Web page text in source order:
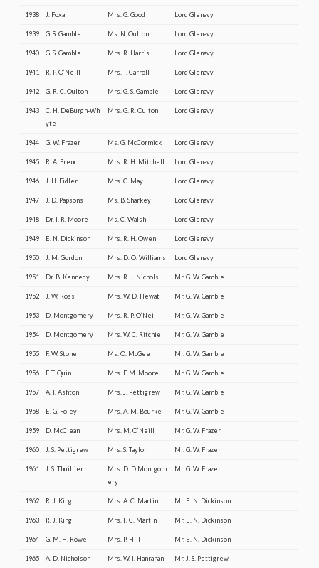
1938 J. Foxall Mrs. G. Good Lord Glenavy
1939 G. S. Gamble Ms. N. Oulton Lord Glenavy
1940 G. S. Gamble Mrs. R. Harris Lord Glenavy
1941 R. P. O’Neill Mrs. T. Carroll Lord Glenavy
1942 G. R. C. Oulton Mrs. G. S. Gamble Lord Glenavy
1943
C. H. DeBurgh-Wh
yte
Mrs. G. R. Oulton Lord Glenavy
1944 G. W. Frazer Ms. G. McCormick Lord Glenavy
1945 R. A. French Mrs. R. H. Mitchell Lord Glenavy
1946 J. H. Fidler Mrs. C. May Lord Glenavy
1947 J. D. Papsons Ms. B. Sharkey Lord Glenavy
1948 Dr. I. R. Moore Ms. C. Walsh Lord Glenavy
1949 E. N. Dickinson Mrs. R. H. Owen Lord Glenavy
1950 J. M. Gordon Mrs. D. O. Williams Lord Glenavy
1951 Dr. B. Kennedy Mrs. R. J. Nichols Mr. G. W. Gamble
1952 J. W. Ross Mrs. W. D. Hewat Mr. G. W. Gamble
1953 D. Montgomery Mrs. R. P. O’Neill Mr. G. W. Gamble
1954 D. Montgomery Mrs. W. C. Ritchie Mr. G. W. Gamble
1955 F. W. Stone Ms. O. McGee Mr. G. W. Gamble
1956 F. T. Quin Mrs. F. M. Moore Mr. G. W. Gamble
1957 A. I. Ashton Mrs. J. Pettigrew Mr. G. W. Gamble
1958 E. G. Foley Mrs. A. M. Bourke Mr. G. W. Gamble
1959 D. McClean Mrs. M. O’Neill Mr. G. W. Frazer
1960 J. S. Pettigrew Mrs. S. Taylor Mr. G. W. Frazer
1961 J. S. Thuillier
Mrs. D. D Montgom
ery
Mr. G. W. Frazer
1962 R. J. King Mrs. A. C. Martin Mr. E. N. Dickinson
1963 R. J. King Mrs. F. C. Martin Mr. E. N. Dickinson
1964 G. M. H. Rowe Mrs. P. Hill Mr. E. N. Dickinson
1965 A. D. Nicholson Mrs. W. I. Hanrahan Mr. J. S. Pettigrew